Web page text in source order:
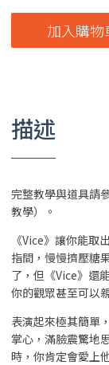
加入購物
描述
完整教學與道具請
教學）。
《Vice》讓你能取
指間，慢慢擠壓糖
了，但《Vice》還
你的觀眾甚至可以
表演起來極其簡單
掌心，滿臉震驚地
時，你肯定會愛上